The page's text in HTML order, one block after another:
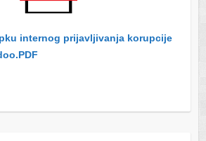
internog prijavljivanja korupcije